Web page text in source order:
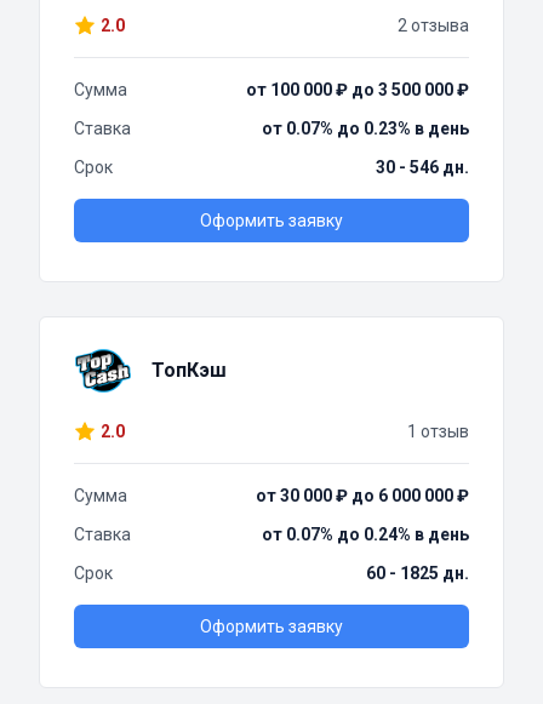
2.0 2 отзыва
Сумма
от 100 000 ₽ до 3 500 000 ₽
Ставка
от 0.07% до 0.23% в день
Срок
30 - 546 дн.
Оформить заявку
ТопКэш
2.0 1 отзыв
Сумма
от 30 000 ₽ до 6 000 000 ₽
Ставка
от 0.07% до 0.24% в день
Срок
60 - 1825 дн.
Оформить заявку